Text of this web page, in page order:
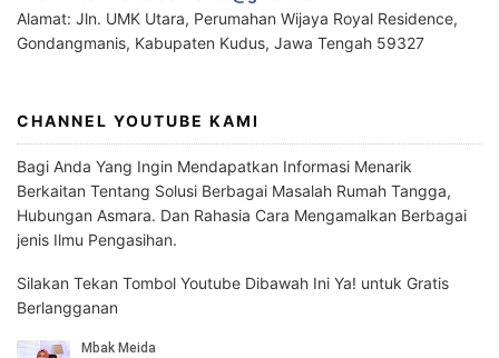
Alamat: Jln. UMK Utara, Perumahan Wijaya Royal Residence,
Gondangmanis, Kabupaten Kudus, Jawa Tengah 59327
CHANNEL YOUTUBE KAMI
Bagi Anda Yang Ingin Mendapatkan Informasi Menarik
Berkaitan Tentang Solusi Berbagai Masalah Rumah Tangga,
Hubungan Asmara. Dan Rahasia Cara Mengamalkan Berbagai
jenis Ilmu Pengasihan.
Silakan Tekan Tombol Youtube Dibawah Ini Ya! untuk Gratis
Berlangganan